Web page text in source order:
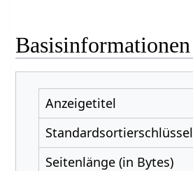
Basisinformationen
Anzeigetitel
Standardsortierschlüssel
Seitenlänge (in Bytes)